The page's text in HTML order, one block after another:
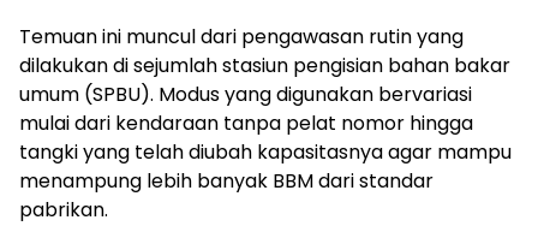
Temuan ini muncul dari pengawasan rutin yang
dilakukan di sejumlah stasiun pengisian bahan bakar
umum (SPBU). Modus yang digunakan bervariasi
mulai dari kendaraan tanpa pelat nomor hingga
tangki yang telah diubah kapasitasnya agar mampu
menampung lebih banyak BBM dari standar
pabrikan.